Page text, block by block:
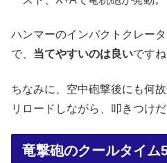
ハンマーのインパクトクレー
で、 当てやすいのは良いですね
ちなみに、空中砲撃後にも何
リロードしながら、叩きつけ
竜撃砲のクールタイム